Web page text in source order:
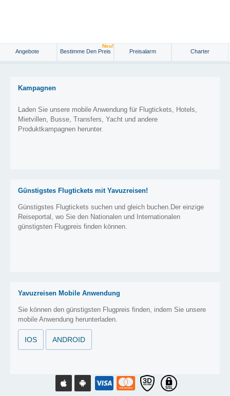
Angebote Bestimme Den Preis
Neu!
Preisalarm Charter
Kampagnen
Laden Sie unsere mobile Anwendung für Flugtickets, Hotels,
Mietvillen, Busse, Transfers, Yacht und andere
Produktkampagnen herunter.
Günstigstes Flugtickets mit Yavuzreisen!
Günstigstes Flugtickets suchen und gleich buchen.Der einzige
Reiseportal, wo Sie den Nationalen und Internationalen
günstigsten Flugpreis finden können.
Yavuzreisen Mobile Anwendung
Sie können den günstigsten Flugpreis finden, indem Sie unsere
mobile Anwendung herunterladen.
IOS ANDROID